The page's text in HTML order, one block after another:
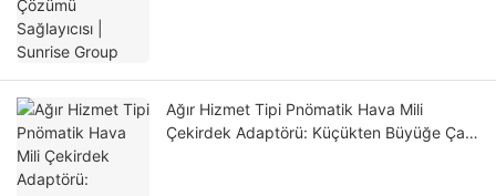
Ağır Hizmet Tipi Pnömatik Hava Mili
Çekirdek Adaptörü: Küçükten Büyüğe Çap